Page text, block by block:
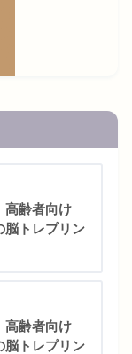
高齢者向け
脳トレプリン
高齢者向け
脳トレプリン